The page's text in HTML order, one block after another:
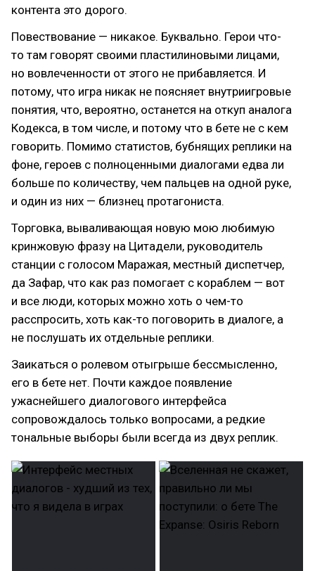
контента это дорого.
Повествование — никакое. Буквально. Герои что-
то там говорят своими пластилиновыми лицами,
но вовлеченности от этого не прибавляется. И
потому, что игра никак не поясняет внутриигровые
понятия, что, вероятно, останется на откуп аналога
Кодекса, в том числе, и потому что в бете не с кем
говорить. Помимо статистов, бубнящих реплики на
фоне, героев с полноценными диалогами едва ли
больше по количеству, чем пальцев на одной руке,
и один из них — близнец протагониста.
Торговка, вываливающая новую мою любимую
кринжовую фразу на Цитадели, руководитель
станции с голосом Маражая, местный диспетчер,
да Зафар, что как раз помогает с кораблем — вот
и все люди, которых можно хоть о чем-то
расспросить, хоть как-то поговорить в диалоге, а
не послушать их отдельные реплики.
Заикаться о ролевом отыгрыше бессмысленно,
его в бете нет. Почти каждое появление
ужаснейшего диалогового интерфейса
сопровождалось только вопросами, а редкие
тональные выборы были всегда из двух реплик.